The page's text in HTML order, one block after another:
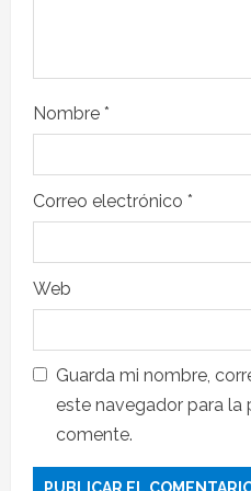
Nombre *
Correo electrónico *
Web
Guarda mi nombre,
este navegador para la
comente.